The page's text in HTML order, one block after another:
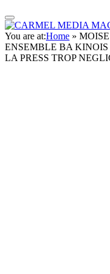
You are at:Home »
ENSEMBLE BA
LA PRESS TROP